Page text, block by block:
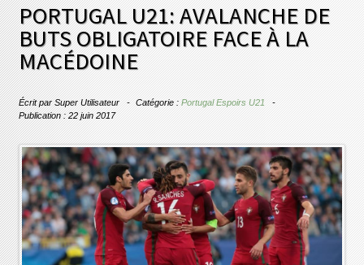
PORTUGAL U21: AVALANCHE DE
BUTS OBLIGATOIRE FACE À LA
MACÉDOINE
Écrit parSuper Utilisateur Catégorie :Portugal Espoirs U21
Publication : 22 juin 2017